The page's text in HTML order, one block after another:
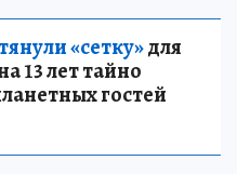
«сетку»для
13 лет тайно
гостей